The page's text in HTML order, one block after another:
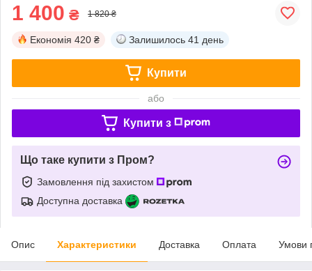
1 400 ₴ 1 820 ₴
Економія 420 ₴ Залишилось 41 день
Купити
або
Купити з
Що таке купити з Пром?
Замовлення під захистом
Доступна доставка
Опис Характеристики Доставка Оплата Умови